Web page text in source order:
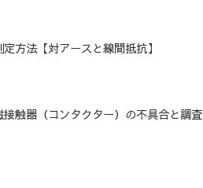
方法【対アースと線間抵抗】
接触器（コンタクター）の不具合と調査